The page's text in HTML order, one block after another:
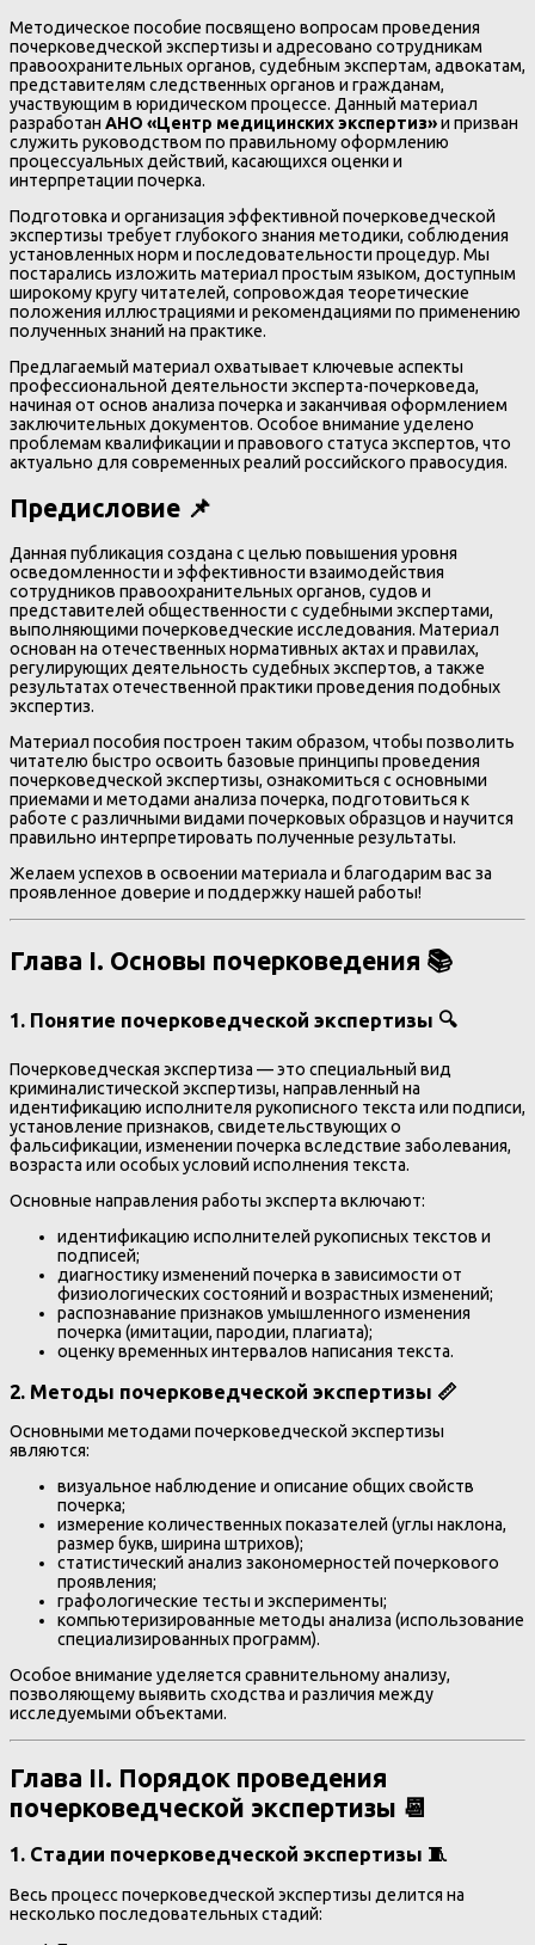
Методическое пособие посвящено вопросам проведения
почерковедческой экспертизы и адресовано сотрудникам
правоохранительных органов, судебным экспертам, адвокатам,
представителям следственных органов и гражданам,
участвующим в юридическом процессе. Данный материал
разработан АНО «Центр медицинских экспертиз»и призван
служить руководством по правильному оформлению
процессуальных действий, касающихся оценки и
интерпретации почерка.
Подготовка и организация эффективной почерковедческой
экспертизы требует глубокого знания методики, соблюдения
установленных норм и последовательности процедур. Мы
постарались изложить материал простым языком, доступным
широкому кругу читателей, сопровождая теоретические
положения иллюстрациями и рекомендациями по применению
полученных знаний на практике.
Предлагаемый материал охватывает ключевые аспекты
профессиональной деятельности эксперта-почерковеда,
начиная от основ анализа почерка и заканчивая оформлением
заключительных документов. Особое внимание уделено
проблемам квалификации и правового статуса экспертов, что
актуально для современных реалий российского правосудия.
Предисловие 📌
Данная публикация создана с целью повышения уровня
осведомленности и эффективности взаимодействия
сотрудников правоохранительных органов, судов и
представителей общественности с судебными экспертами,
выполняющими почерковедческие исследования. Материал
основан на отечественных нормативных актах и правилах,
регулирующих деятельность судебных экспертов, а также
результатах отечественной практики проведения подобных
экспертиз.
Материал пособия построен таким образом, чтобы позволить
читателю быстро освоить базовые принципы проведения
почерковедческой экспертизы, ознакомиться с основными
приемами и методами анализа почерка, подготовиться к
работе с различными видами почерковых образцов и научится
правильно интерпретировать полученные результаты.
Желаем успехов в освоении материала и благодарим вас за
проявленное доверие и поддержку нашей работы!
Глава I. Основы почерковедения 📚
1. Понятие почерковедческой экспертизы 🔍
Почерковедческая экспертиза — это специальный вид
криминалистической экспертизы, направленный на
идентификацию исполнителя рукописного текста или подписи,
установление признаков, свидетельствующих о
фальсификации, изменении почерка вследствие заболевания,
возраста или особых условий исполнения текста.
Основные направления работы эксперта включают:
идентификацию исполнителей рукописных текстов и
подписей;
диагностику изменений почерка в зависимости от
физиологических состояний и возрастных изменений;
распознавание признаков умышленного изменения
почерка (имитации, пародии, плагиата);
оценку временных интервалов написания текста.
2. Методы почерковедческой экспертизы 📏
Основными методами почерковедческой экспертизы
являются:
визуальное наблюдение и описание общих свойств
почерка;
измерение количественных показателей (углы наклона,
размер букв, ширина штрихов);
статистический анализ закономерностей почеркового
проявления;
графологические тесты и эксперименты;
компьютеризированные методы анализа (использование
специализированных программ).
Особое внимание уделяется сравнительному анализу,
позволяющему выявить сходства и различия между
исследуемыми объектами.
Глава II. Порядок проведения
почерковедческой экспертизы 📆
1. Стадии почерковедческой экспертизы 🧵
Весь процесс почерковедческой экспертизы делится на
несколько последовательных стадий: